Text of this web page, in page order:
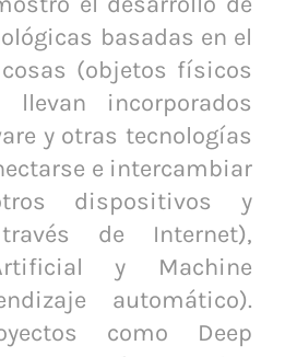
basadas en el
(objetos físicos
llevan incorporados
y otras tecnologías
e intercambiar
dispositivos y
de Internet),
y Machine
automático).
como Deep